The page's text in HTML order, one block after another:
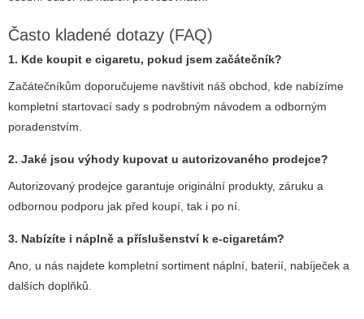
Často kladené dotazy (FAQ)
1. Kde koupit e cigaretu, pokud jsem začátečník?
Začátečníkům doporučujeme navštívit náš obchod, kde nabízíme
kompletní startovací sady s podrobným návodem a odborným
poradenstvím.
2. Jaké jsou výhody kupovat u autorizovaného prodejce?
Autorizovaný prodejce garantuje originální produkty, záruku a
odbornou podporu jak před koupí, tak i po ní.
3. Nabízíte i náplně a příslušenství k e-cigaretám?
Ano, u nás najdete kompletní sortiment náplní, baterií, nabíječek a
dalších doplňků.